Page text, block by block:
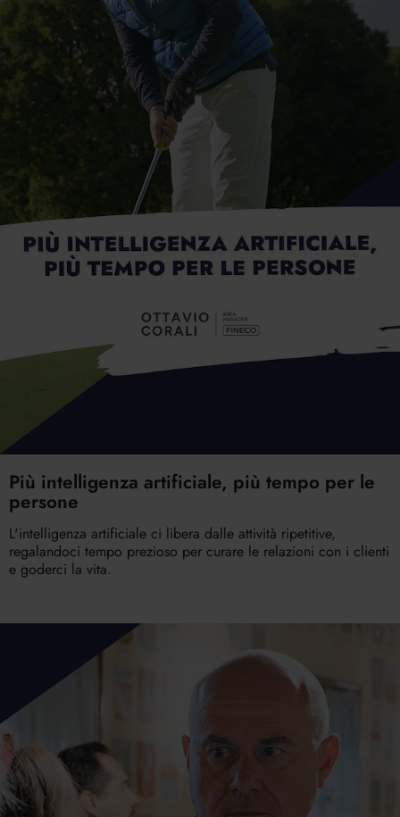
Più intelligenza artificiale, più tempo per le
persone
L'intelligenza artificiale ci libera dalle attività ripetitive,
regalandoci tempo prezioso per curare le relazioni con i clienti
e goderci la vita.